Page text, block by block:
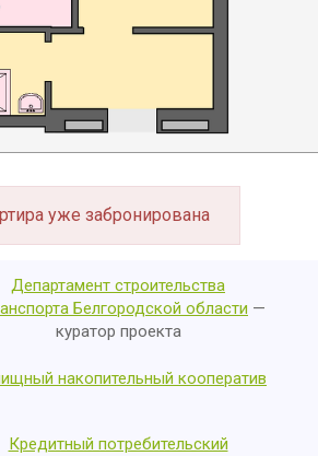
уже забронирована
Департамент строительства
Белгородской области —
куратор проекта
накопительный кооператив
Кредитный потребительский